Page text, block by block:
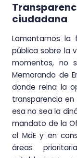
ciudadana
Lamentamos la
pública sobre la
momentos, no
Memorando de
donde reina la
transparencia
esa no sea la
mandato de la
el MdE y en
áreas